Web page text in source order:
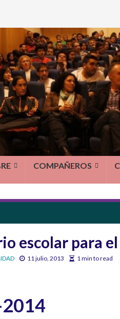
COMPAÑEROS
escolar para
11 julio, 2013 1 min to read